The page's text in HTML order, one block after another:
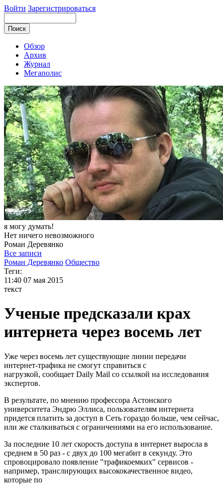
Войти Зарегистрироваться
Обзор
Архив
Журнал
Мегаполис
я могу думать!
Нет ничего невозможного
Роман Деревянко
Все записи
Роман Деревянко Общество
Теги:
11:40 07 мая 2015
текст
Ученые предсказали крах
интернета через восемь лет
Уже через восемь лет существующие линии передачи
интернет-трафика не смогут справиться с
нагрузкой, сообщает Daily Mail со ссылкой на исследования
экспертов.
В результате, по мнению профессора Астонского
университета Эндрю Эллиса, пользователям интернета
придется платить за доступ в Сеть гораздо больше, чем сейчас,
или же сталкиваться с ограничениями на его использование.
За последние 10 лет скорость доступа в интернет выросла в
среднем в 50 раз - с двух до 100 мегабит в секунду. Это
спровоцировало появление "трафикоемких" сервисов -
например, транслирующих высококачественное видео,
которые по